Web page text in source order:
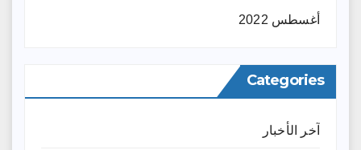
أغسطس 2022
Categories
آخر الأخبار